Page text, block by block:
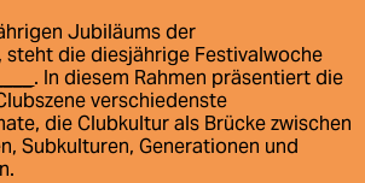
Jury
DE
EN
Jubiläums der
steht die diesjährige Festivalwoche
. In diesem Rahmen präsentiert die
verschiedenste
die Clubkultur als Brücke zwischen
Subkulturen, Generationen und